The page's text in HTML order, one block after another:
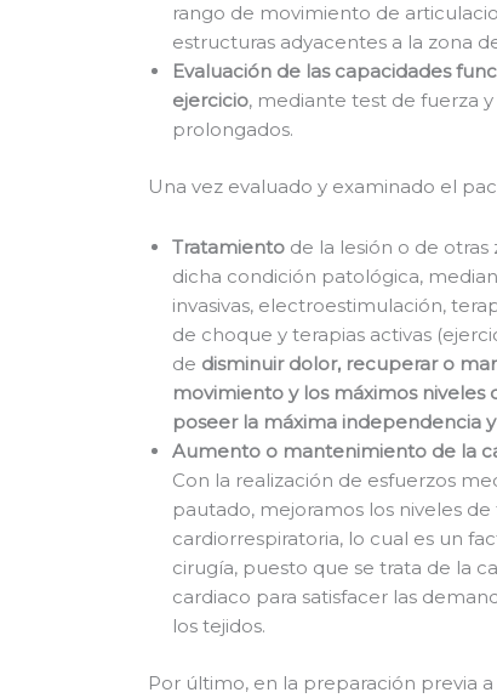
rango de movimiento de
estructuras adyacentes a la zona
Evaluación de las capacidades
ejercicio, mediante test de fuerza
prolongados.
Una vez evaluado y examinado el
Tratamiento de la lesión o de
dicha condición patológica,
invasivas, electroestimulación,
de choque y terapias activas
de disminuir dolor, recuperar o
movimiento y los máximos
poseer la máxima independencia
Aumento o mantenimiento de la
Con la realización de esfuerzos
pautado, mejoramos los niveles
cardiorrespiratoria, lo cual es un
cirugía, puesto que se trata de la
cardiaco para satisfacer las
los tejidos.
Por último, en la preparación previa